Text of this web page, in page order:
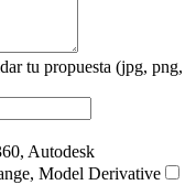
tu propuesta (jpg, png,
Autodesk
Model Derivative